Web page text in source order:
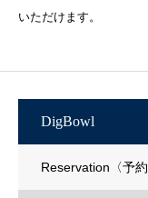
いただけます。
DigBowl
Reservation〈予約